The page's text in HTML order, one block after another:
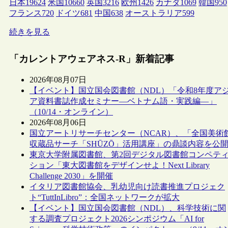
日本19624 米国 10660 英国3216 欧州 1426 カナダ1069 韓国950
フランス720 ドイツ681 中国638 オーストラリア599
続きを見る
「カレントアウェアネス-R」新着記事
2026年08月07日
【イベント】国立国会図書館（NDL）「令和8年度ア
ア資料書誌作成セミナー―ベトナム語・実践編―」
（10/14・オンライン）
2026年08月06日
国立アートリサーチセンター（NCAR）、「全国美術
収蔵品サーチ「SHŪZŌ」活用講座」の鼎談内容を公開
東京大学附属図書館、第2回デジタル図書館コンペティ
ション「東大図書館をデザインせよ！Next Library
Challenge 2030」を開催
イタリア図書館協会、乳幼児向け読書推進プロジェク
ト“TuttInLibro”：全国ネットワークが拡大
【イベント】国立国会図書館（NDL）、科学技術に関
する調査プロジェクト2026シンポジウム「AI for